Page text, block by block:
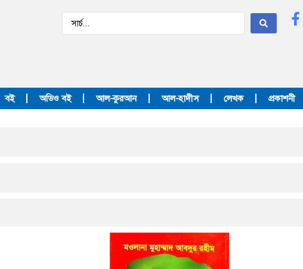
বই অডিও বই আল-কুরআন আল-হাদীস লেখক প্রকাশনী